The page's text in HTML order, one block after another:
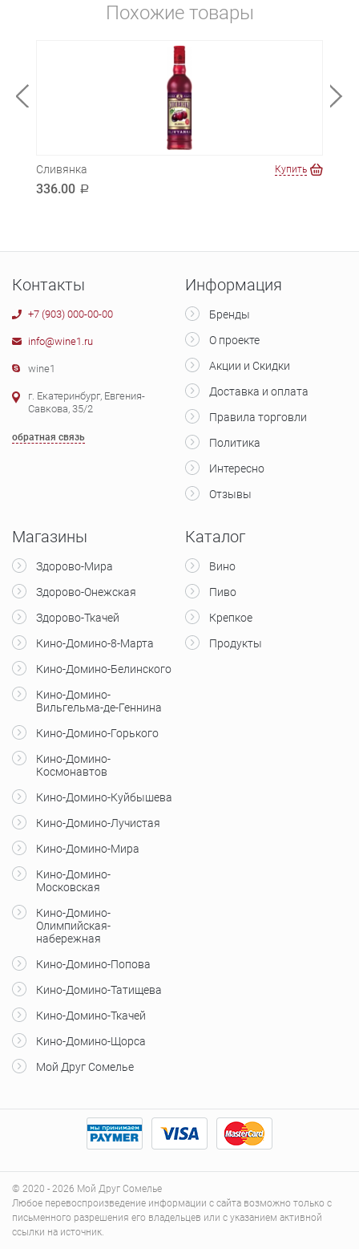
Похожие товары
Сливянка
336.00 a
Купить
Контакты
+7 (903) 000-00-00
info@wine1.ru
wine1
г. Екатеринбург, Евгения-
Савкова, 35/2
обратная связь
Информация
Бренды
О проекте
Акции и Скидки
Доставка и оплата
Правила торговли
Политика
Интересно
Отзывы
Магазины
Здорово-Мира
Здорово-Онежская
Здорово-Ткачей
Кино-Домино-8-Марта
Кино-Домино-Белинского
Кино-Домино-
Вильгельма-де-Геннина
Кино-Домино-Горького
Кино-Домино-
Космонавтов
Кино-Домино-Куйбышева
Кино-Домино-Лучистая
Кино-Домино-Мира
Кино-Домино-
Московская
Кино-Домино-
Олимпийская-
набережная
Кино-Домино-Попова
Кино-Домино-Татищева
Кино-Домино-Ткачей
Кино-Домино-Щорса
Мой Друг Сомелье
Каталог
Вино
Пиво
Крепкое
Продукты
© 2020 - 2026 Мой Друг Сомелье
Любое перевоспроизведение информации с сайта возможно только с
письменного разрешения его владельцев или с указанием активной
ссылки на источник.